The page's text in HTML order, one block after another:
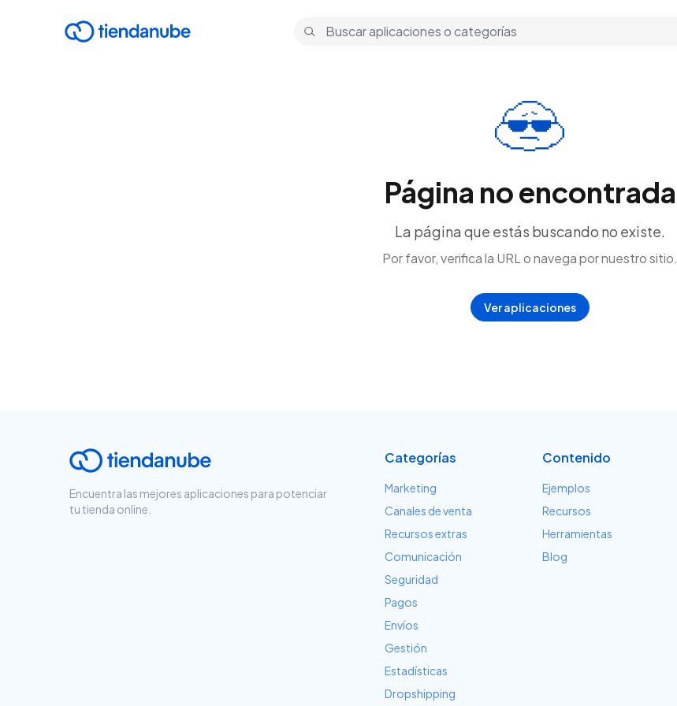
Página no encontrada
La página que estás buscando no existe.
Por favor, verifica la URL o navega por nuestro sitio.
Ver aplicaciones
Encuentra las mejores aplicaciones para potenciar
tu tienda online.
Categorías
Marketing
Canales de venta
Recursos extras
Comunicación
Seguridad
Pagos
Envíos
Gestión
Estadísticas
Dropshipping
Contenido
Ejemplos
Recursos
Herramientas
Blog